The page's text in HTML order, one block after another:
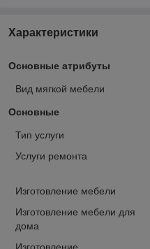
Характеристики
Основные атрибуты
Вид мягкой мебели
Основные
Тип услуги
Услуги ремонта
Изготовление мебели
Изготовление мебели для
дома
Изготовление